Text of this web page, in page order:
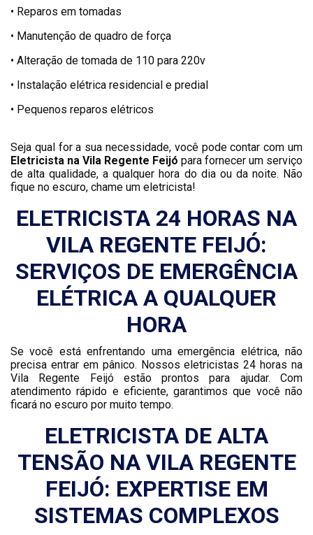
• Reparos em tomadas
• Manutenção de quadro de força
• Alteração de tomada de 110 para 220v
• Instalação elétrica residencial e predial
• Pequenos reparos elétricos
Seja qual for a sua necessidade, você pode contar com um
Eletricista na Vila Regente Feijó para fornecer um serviço
de alta qualidade, a qualquer hora do dia ou da noite. Não
fique no escuro, chame um eletricista!
ELETRICISTA 24 HORAS NA
VILA REGENTE FEIJÓ:
SERVIÇOS DE EMERGÊNCIA
ELÉTRICA A QUALQUER
HORA
Se você está enfrentando uma emergência elétrica, não
precisa entrar em pânico. Nossos eletricistas 24 horas na
Vila Regente Feijó estão prontos para ajudar. Com
atendimento rápido e eficiente, garantimos que você não
ficará no escuro por muito tempo.
ELETRICISTA DE ALTA
TENSÃO NA VILA REGENTE
FEIJÓ: EXPERTISE EM
SISTEMAS COMPLEXOS